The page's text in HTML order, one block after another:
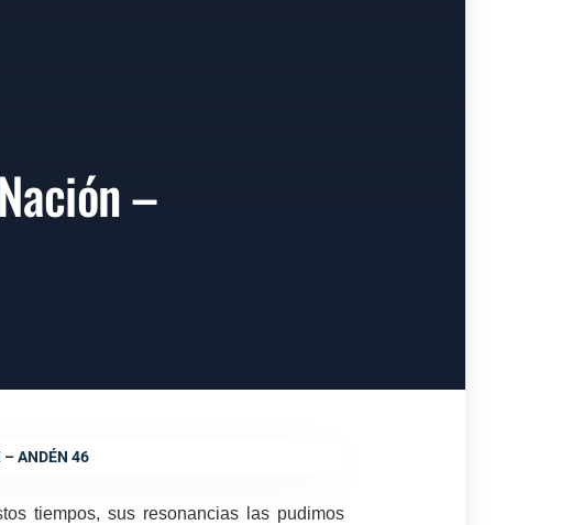
–
– ANDÉN 46
tiempos, sus resonancias las pudimos